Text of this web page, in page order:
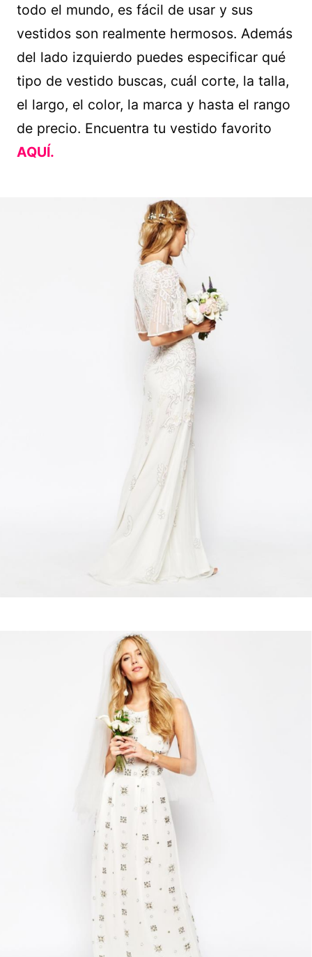
todo el mundo, es fácil de usar y sus
vestidos son realmente hermosos. Además
del lado izquierdo puedes especificar qué
tipo de vestido buscas, cuál corte, la talla,
el largo, el color, la marca y hasta el rango
de precio. Encuentra tu vestido favorito
AQUÍ.